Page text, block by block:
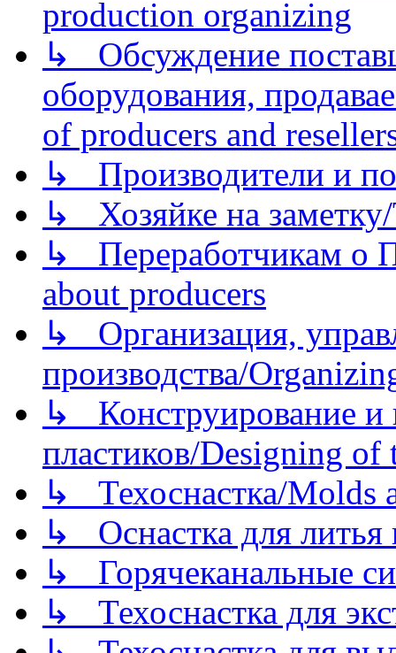
production organizing
↳ Обсуждение
оборудования,
of producers and
↳ Производители и
↳ Хозяйке на
↳ Переработчикам о
about producers
↳ Организация,
производства/
↳ Конструирование и
пластиков/Designing of
↳ Техоснастка/Molds
↳ Оснастка для литья
↳ Горячеканальные
↳ Техоснастка для